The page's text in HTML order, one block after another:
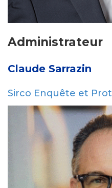
Administrateur
Claude Sarrazin
Sirco Enquête et